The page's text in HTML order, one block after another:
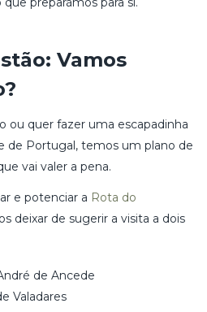
Vamos
ou quer fazer uma escapadinha
de Portugal, temos um plano de
vai valer a pena.
e potenciar a Rota do
deixar de sugerir a visita a dois
de Ancede
Valadares